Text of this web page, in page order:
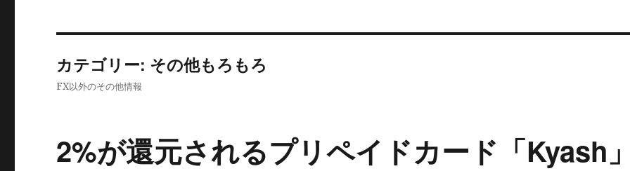
カテゴリー: その他もろもろ
FX以外のその他情報
2%が還元されるプリペイドカード「Kyash